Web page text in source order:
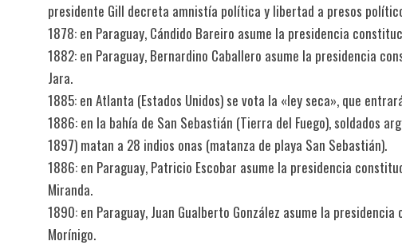
presidente Gill decreta amnistía política y libertad a presos
1878: en Paraguay, Cándido Bareiro asume la presidencia
1882: en Paraguay, Bernardino Caballero asume la presidencia
Jara.
1885: en Atlanta (Estados Unidos) se vota la «ley seca», que
1886: en la bahía de San Sebastián (Tierra del Fuego), soldados
1897) matan a 28 indios onas (matanza de playa San Sebastián).
1886: en Paraguay, Patricio Escobar asume la presidencia
Miranda.
1890: en Paraguay, Juan Gualberto González asume la
Morínigo.